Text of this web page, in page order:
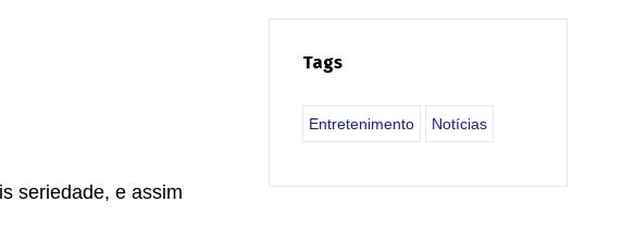
seriedade, e assim
Tags
Entretenimento Notícias